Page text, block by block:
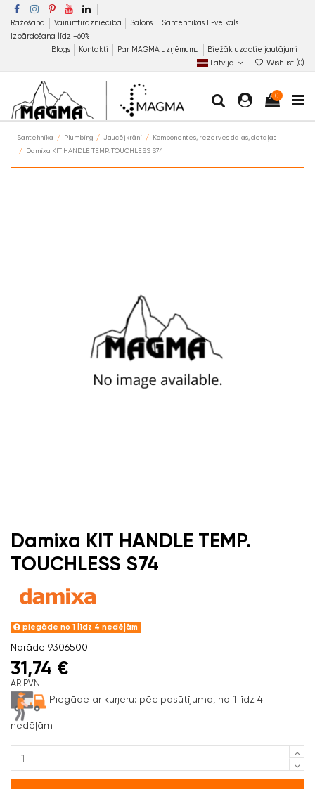
Ražošana Vairumtirdzniecība Salons
Santehnikas E-veikals
Izpārdošana līdz −60%
Blogs
Kontakti Par MAGMA uzņēmumu
Biežāk uzdotie jautājumi
Latvija
Wishlist (0)
0
Santehnika Plumbing Jaucējkrāni
Komponentes, rezerves daļas, detaļas
Damixa KIT HANDLE TEMP. TOUCHLESS S74
Damixa KIT HANDLE TEMP.
TOUCHLESS S74
piegāde no 1 līdz 4 nedēļām
Norāde 9306500
31,74 €
AR PVN
Piegāde ar kurjeru: pēc pasūtījuma, no 1 līdz 4
nedēļām